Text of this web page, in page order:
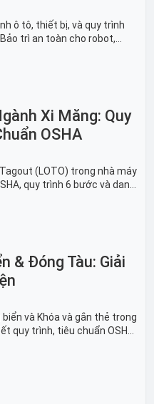
ô tô, thiết bị, và quy trình
trì an toàn cho robot,
lắp ráp xe hơi.
Xi Măng: Quy
OSHA
(LOTO) trong nhà máy
quy trình 6 bước và danh
bảo trì lò nung, máy
& Đóng Tàu: Giải
và Khóa và gắn thẻ trong
quy trình, tiêu chuẩn OSHA,
nghiệp đóng tàu toàn